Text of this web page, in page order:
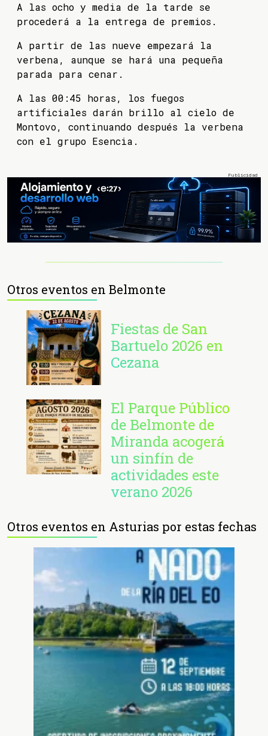
A las ocho y media de la tarde se
procederá a la entrega de premios.
A partir de las nueve empezará la
verbena, aunque se hará una pequeña
parada para cenar.
A las 00:45 horas, los fuegos
artificiales darán brillo al cielo de
Montovo, continuando después la verbena
con el grupo Esencia.
Otros eventos en Belmonte
Fiestas de San
Bartuelo 2026 en
Cezana
El Parque Público
de Belmonte de
Miranda acogerá
un sinfín de
actividades este
verano 2026
Otros eventos en Asturias por estas fechas